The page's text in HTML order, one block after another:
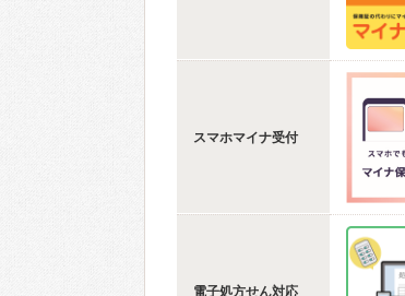
スマホマイナ受付
電子処方せん対応